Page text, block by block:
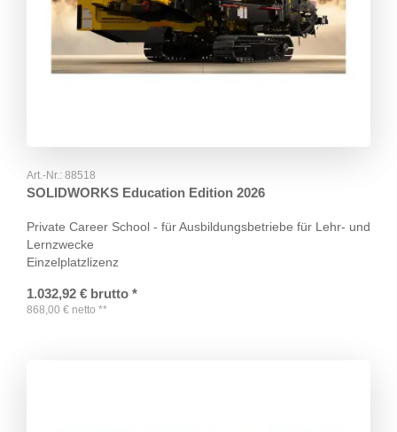
Art.-Nr.: 88518
SOLIDWORKS Education Edition 2026
Private Career School - für Ausbildungsbetriebe für Lehr- und
Lernzwecke
Einzelplatzlizenz
1.032,92 € brutto *
868,00 € netto **